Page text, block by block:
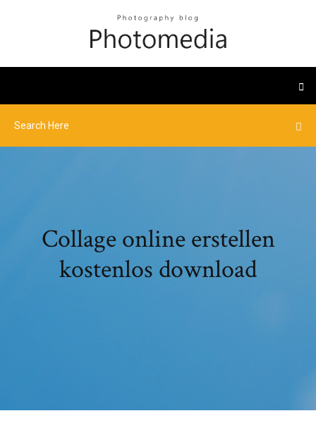
Collage online erstellen
kostenlos download